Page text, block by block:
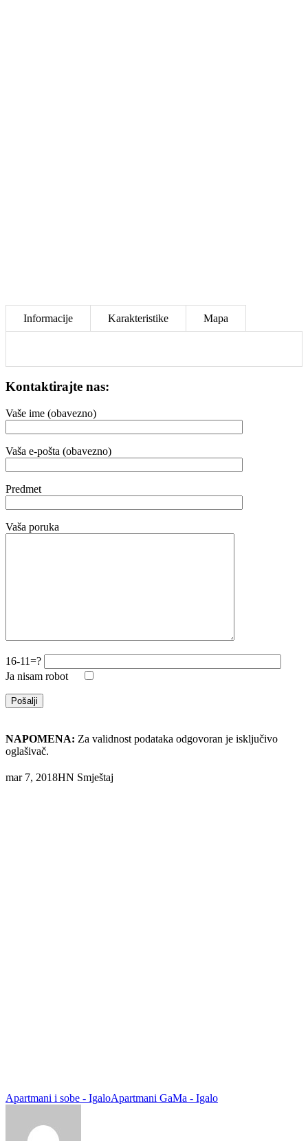
Informacije Karakteristike Mapa
Kontaktirajte nas:
Vaše ime (obavezno)
Vaša e-pošta (obavezno)
Predmet
Vaša poruka
16-11=?
Ja nisam robot
NAPOMENA: Za validnost podataka odgovoran je isključivo
oglašivač.
mar 7, 2018HN Smještaj
Apartmani i sobe - IgaloApartmani GaMa - Igalo